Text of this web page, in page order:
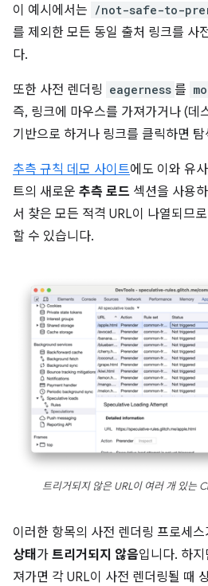
이 예시에서는 /not-safe-to-
를 제외한 모든 동일 출처 링크를 사
다.
또한 사전 렌더링 eagerness 를
즉, 링크에 마우스를 가져가거나 (데
기반으로 하거나 링크를 클릭하면
추측 규칙 데모 사이트에도 이와 유
트의 새로운 추측 로드 섹션을 사용
서 찾은 모든 적격 URL이 나열되므
할 수 있습니다.
트리거되지 않은 URL이 여러 개 있는
이러한 항목의 사전 렌더링 프로세
상태 가 트리거되지 않음입니다. 하
져가면 각 URL이 사전 렌더링될 때